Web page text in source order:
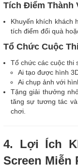
Tích Điểm Thành
Khuyến khích khách
tích điểm đổi quà
Tổ Chức Cuộc
Tổ chức các cuộc thi
Ai tạo được hình
Ai chụp ảnh với
Tặng giải thưởng
tăng sự tương tác
chơi.
4. Lợi Ích
Screen Miễn